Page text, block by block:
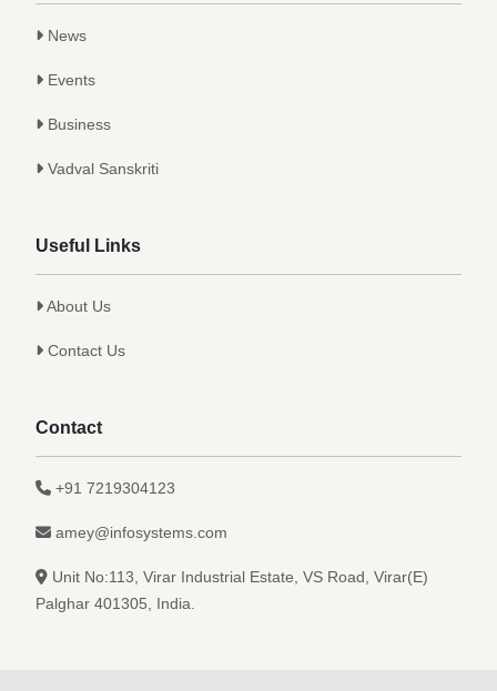
News
Events
Business
Vadval Sanskriti
Useful Links
About Us
Contact Us
Contact
+91 7219304123
amey@infosystems.com
Unit No:113, Virar Industrial Estate, VS Road, Virar(E)
Palghar 401305, India.